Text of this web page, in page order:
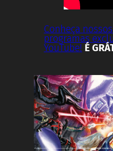
Conheça
programas
YouTube! É